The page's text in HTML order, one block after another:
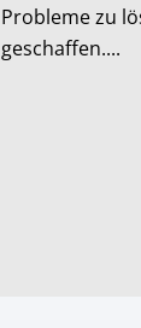
Probleme zu
geschaffen....